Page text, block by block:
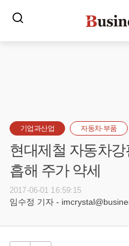
기업과산업 자동차·부품
현대제철 자동차
흡해 주가 약세
2017-06-01 16:59:15
임수정 기자 -